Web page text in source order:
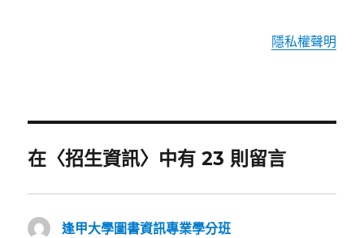
隱私權聲明
在〈招生資訊〉中有 23 則留言
逢甲大學圖書資訊專業學分班